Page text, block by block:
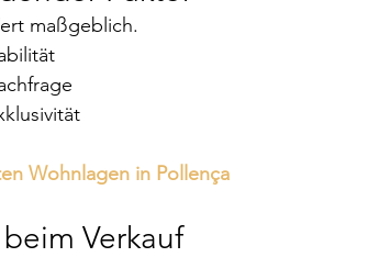
maßgeblich.
Wohnlagen in Pollença
Verkauf